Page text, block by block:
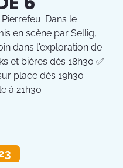
Dans le
en scène par Sellig,
dans l'exploration de
et bières dès 18h30 ✅
place dès 19h30
à 21h30